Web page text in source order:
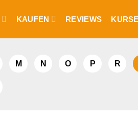
KAUFEN REVIEWS KURSE
M N O P R